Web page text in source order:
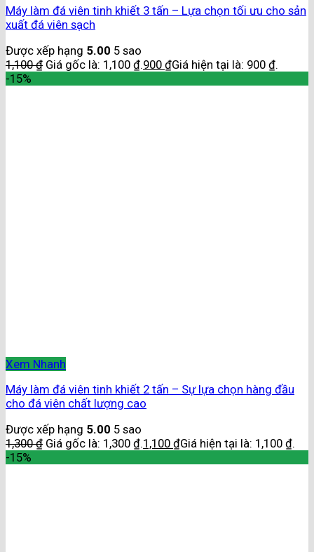
Máy làm đá viên tinh khiết 3 tấn – Lựa chọn tối ưu cho sản
xuất đá viên sạch
Được xếp hạng 5.00 5 sao
1,100₫ Giá gốc là: 1,100 ₫.900 ₫Giá hiện tại là: 900 ₫.
-15%
Xem Nhanh
Máy làm đá viên tinh khiết 2 tấn – Sự lựa chọn hàng đầu
cho đá viên chất lượng cao
Được xếp hạng 5.00 5 sao
1,300₫ Giá gốc là: 1,300 ₫.1,100 ₫Giá hiện tại là: 1,100 ₫.
-15%